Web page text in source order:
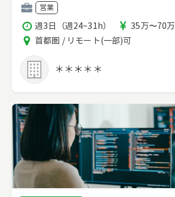
職
種
営業
稼
働
時
間
週3日（週24~31h）
報
酬
35万〜70万
エ
ア
首都圏 / リモート(一部)可
＊＊＊＊＊